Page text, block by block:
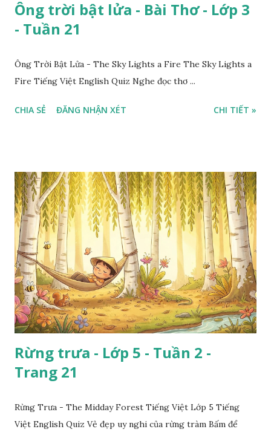
Ông trời bật lửa - Bài Thơ - Lớp 3
- Tuần 21
Ông Trời Bật Lửa - The Sky Lights a Fire The Sky Lights a
Fire Tiếng Việt English Quiz Nghe đọc thơ ...
CHIA SẺ ĐĂNG NHẬN XÉT CHI TIẾT »
Rừng trưa - Lớp 5 - Tuần 2 -
Trang 21
Rừng Trưa - The Midday Forest Tiếng Việt Lớp 5 Tiếng
Việt English Quiz Vẻ đẹp uy nghi của rừng tràm Bấm để